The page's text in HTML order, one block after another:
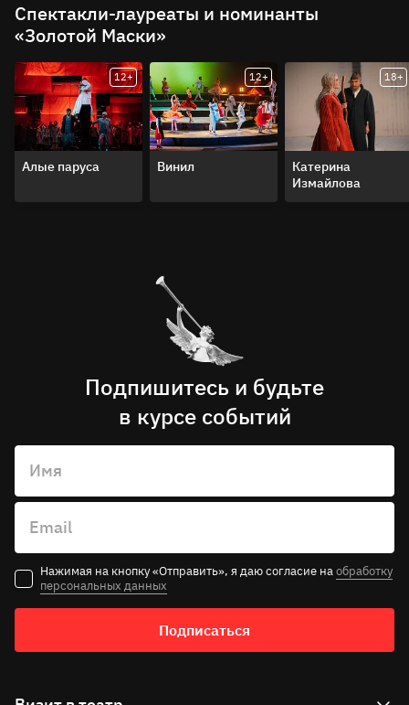
Спектакли-лауреаты и номинанты
«Золотой Маски»
12+
Алые паруса
12+
Винил
18+
Катерина
Измайлова
Подпишитесь и будьте
в курсе событий
Имя
Email
Нажимая на кнопку «Отправить», я даю согласие наобработку
персональных данных
Подписаться